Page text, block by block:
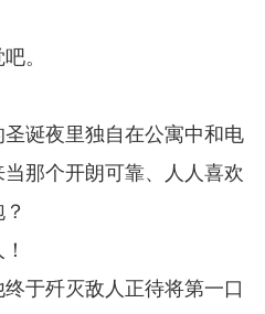
。
诞夜里独自在公寓中和电
那个开朗可靠、人人喜欢
终于歼灭敌人正待将第一口